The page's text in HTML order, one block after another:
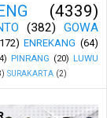
(4339)
(382)
GOWA
ENREKANG (64)
PINRANG (20) LUWU
SURAKARTA (2)